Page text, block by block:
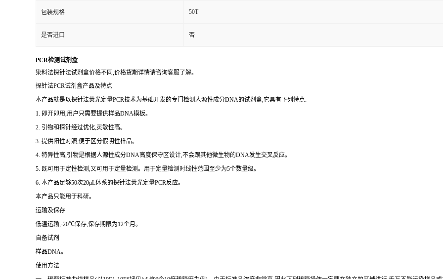
包装规格 50T
是否进口 否
PCR检测试剂盒
染料法探针法试剂盒价格不同,价格货期详情请咨询客服了解。
探针法PCR试剂盒产品及特点
本产品就是以探针法荧光定量PCR技术为基础开发的专门检测人源性成分DNA的试剂盒,它具有下列特点:
1. 即开即用,用户只需要提供样品DNA模板。
2. 引物和探针经过优化,灵敏性高。
3. 提供阳性对照,便于区分假阴性样品。
4. 特异性高,引物是根据人源性成分DNA高度保守区设计,不会跟其他微生物的DNA发生交叉反应。
5. 既可用于定性检测,又可用于定量检测。用于定量检测时线性范围至少为5个数量级。
6. 本产品足够50次20μL体系的探针法荧光定量PCR反应。
本产品只能用于科研。
运输及保存
低温运输,-20℃保存,保存期限为12个月。
自备试剂
样品DNA。
使用方法